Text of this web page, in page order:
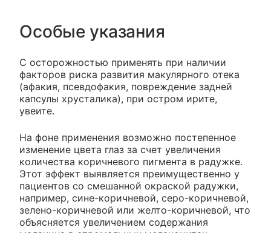
Особые указания
С осторожностью применять при наличии
факторов риска развития макулярного отека
(афакия, псевдофакия, повреждение задней
капсулы хрусталика), при остром ирите,
увеите.
На фоне применения возможно постепенное
изменение цвета глаз за счет увеличения
количества коричневого пигмента в радужке.
Этот эффект выявляется преимущественно у
пациентов со смешанной окраской радужки,
например, сине-коричневой, серо-коричневой,
зелено-коричневой или желто-коричневой, что
объясняется увеличением содержания